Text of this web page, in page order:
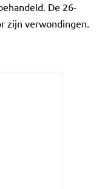
De 26-
zijn verwondingen.